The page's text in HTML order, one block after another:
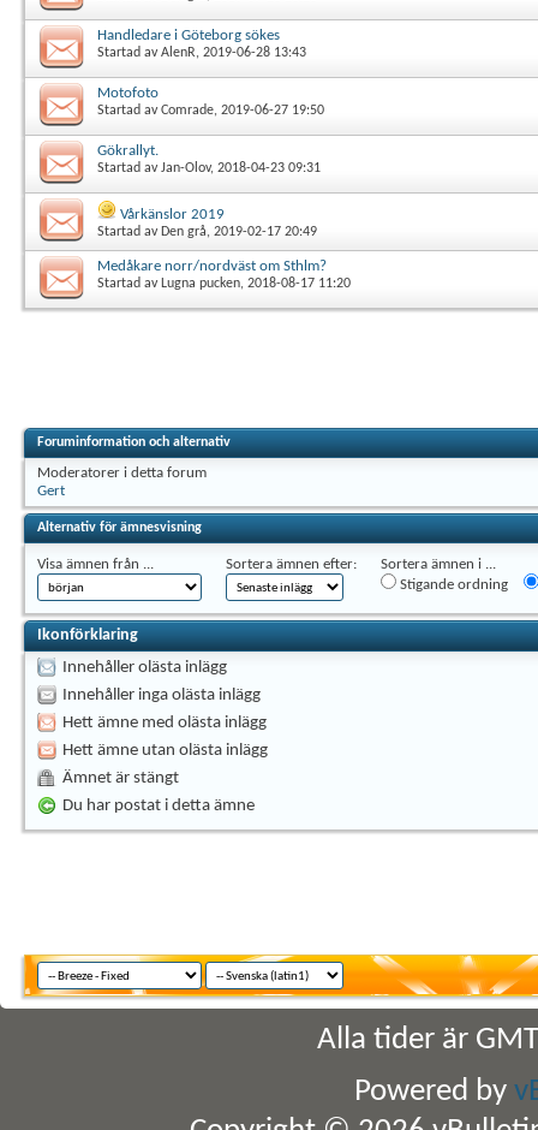
Handledare i Göteborg sökes
Startad avAlenR, 2019-06-28 13:43
Motofoto
Startad avComrade, 2019-06-27 19:50
Gökrallyt.
Startad avJan-Olov, 2018-04-23 09:31
Vårkänslor 2019
Startad av Den grå, 2019-02-17 20:49
Medåkare norr/nordväst om Sthlm?
Startad av Lugna pucken, 2018-08-17 11:20
Foruminformation och alternativ
Moderatorer i detta forum
Gert
Alternativ för ämnesvisning
Visa ämnen från ... Sortera ämnen efter:
Sortera ämnen i ...
Stigande ordning
Ikonförklaring
Innehåller olästa inlägg
Innehåller inga olästa inlägg
Hett ämne med olästa inlägg
Hett ämne utan olästa inlägg
Ämnet är stängt
Du har postat i detta ämne
Alla tider är
Powered by